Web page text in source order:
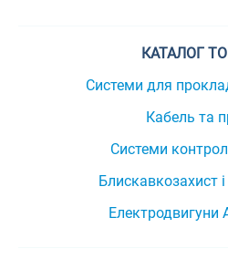
КАТАЛОГ
Системи для
Кабель та
Системи
Блискавкозахист
Електродвигуни